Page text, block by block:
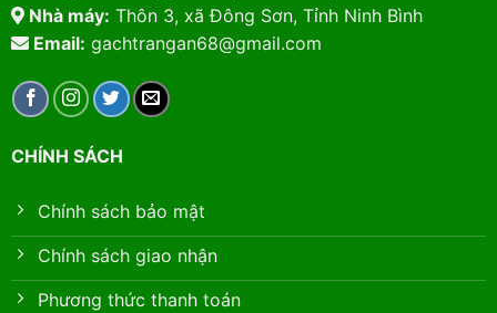
Nhà máy: Thôn 3, xã Đông Sơn, Tỉnh Ninh Bình
Email: gachtrangan68@gmail.com
CHÍNH SÁCH
Chính sách bảo mật
Chính sách giao nhận
Phương thức thanh toán